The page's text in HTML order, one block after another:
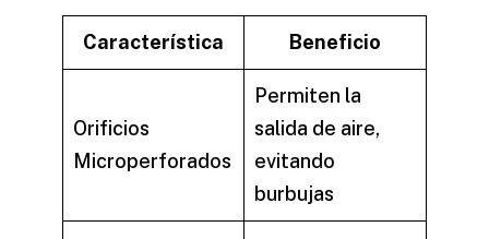
Característica Beneficio
Orificios
Microperforados
Permiten la
salida de aire,
evitando
burbujas